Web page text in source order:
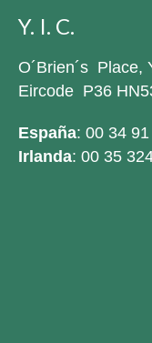
Y. I. C.
O´Brien´s
Eircode P36
España: 00 34
Irlanda: 00 35